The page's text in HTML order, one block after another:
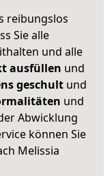
reibungslos
Sie alle
und alle
ausfüllen und
geschult und
und
Abwicklung
können Sie
Melissia